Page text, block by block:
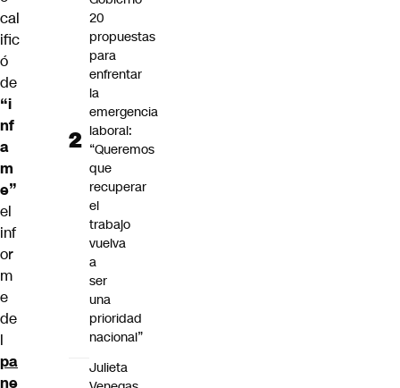
cal
ific
ó
de
“i
nf
a
m
e”
el
inf
or
m
e
de
l
pa
ne
20
propuestas
para
enfrentar
la
emergencia
laboral:
“Queremos
que
recuperar
el
trabajo
vuelva
a
ser
una
prioridad
nacional”
Julieta